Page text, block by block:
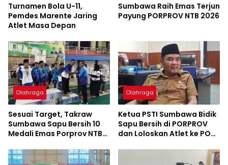
Turnamen Bola U-11,
Pemdes Marente Jaring
Atlet Masa Depan
Sumbawa Raih Emas Terjun
Payung PORPROV NTB 2026
Olahraga
Sesuai Target, Takraw
Sumbawa Sapu Bersih 10
Medali Emas Porprov NTB
Olahraga
Ketua PSTI Sumbawa Bidik
Sapu Bersih di PORPROV
dan Loloskan Atlet ke PON